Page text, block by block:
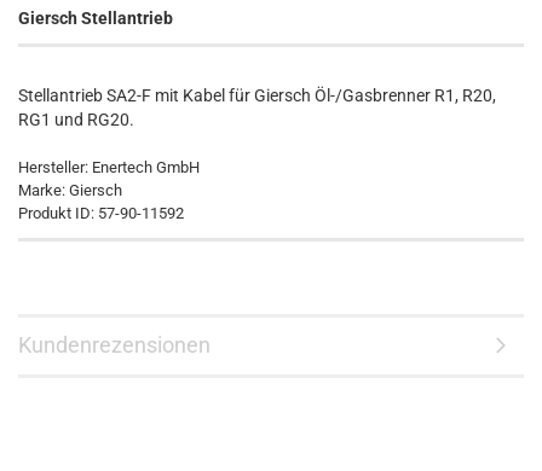
Giersch Stellantrieb
Stellantrieb SA2-F mit Kabel für Giersch Öl-/Gasbrenner R1, R20,
RG1 und RG20.
Hersteller: Enertech GmbH
Marke: Giersch
Produkt ID: 57-90-11592
Kundenrezensionen